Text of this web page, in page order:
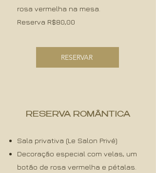
rosa vermelha na mesa.
Reserva R$80,00
RESERVAR
RESERVA ROMÂNTICA
Sala privativa (Le Salon Privé)
Decoração especial com velas, um
botão de rosa vermelha e pétalas.